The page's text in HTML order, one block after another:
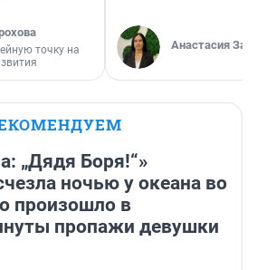
точку на
Анастасия
„Дядя Боря!“»
ночью у океана во
произошло в
пропажи девушки